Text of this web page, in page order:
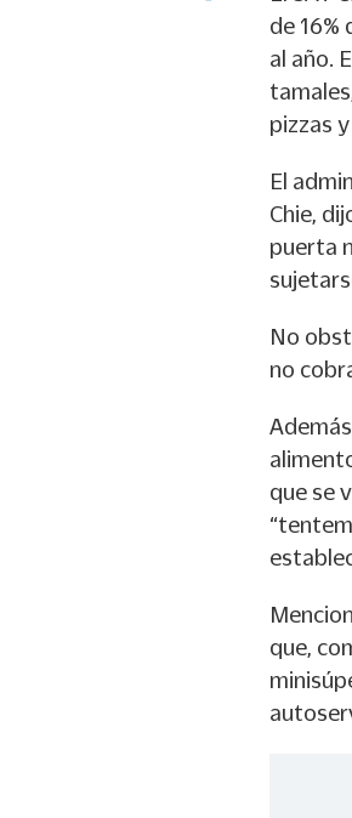
de 16%
al año.
pizzas
El
Chie,
puerta
No
no
que se
que,